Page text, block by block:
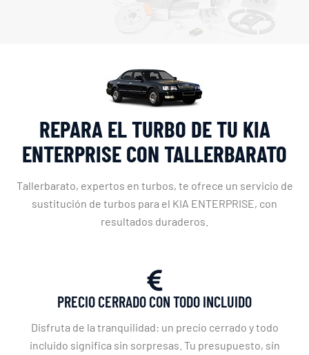
REPARA EL TURBO DE TU KIA
ENTERPRISE CON TALLERBARATO
Tallerbarato, expertos en turbos, te ofrece un servicio de
sustitución de turbos para el KIA ENTERPRISE, con
resultados duraderos.
PRECIO CERRADO CON TODO INCLUIDO
Disfruta de la tranquilidad: un precio cerrado y todo
incluido significa sin sorpresas. Tu presupuesto, sin